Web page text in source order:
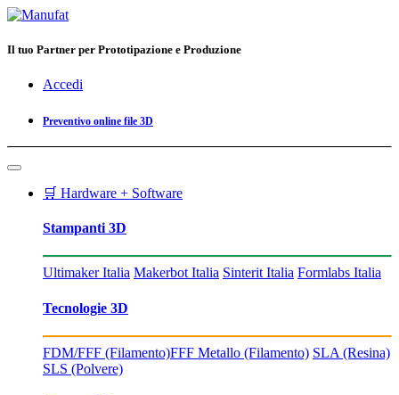
Il tuo Partner per Prototipazione e Produzione
Accedi
Preventivo online file 3D
🛒 Hardware + Software
Stampanti 3D
Ultimaker Italia Makerbot Italia Sinterit Italia Formlabs Italia
Tecnologie 3D
FDM/FFF (Filamento)FFF Metallo (Filamento) SLA (Resina)
SLS (Polvere)